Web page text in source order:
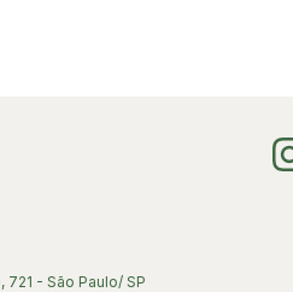
- São Paulo/ SP